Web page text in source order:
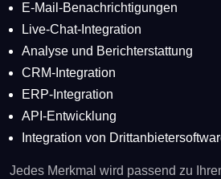
E-Mail-Benachrichtigungen
Live-Chat-Integration
Analyse und Berichterstattung
CRM-Integration
ERP-Integration
API-Entwicklung
Integration von
Jedes Merkmal wird passend zu